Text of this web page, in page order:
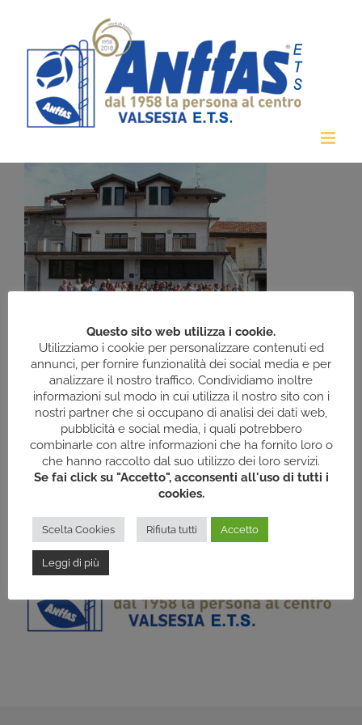
contenuto
Struttura residenziale Raf di tipo B con nr 10+4 posti
in residenziale e 20 posti per l’attività diurna.
Questo sito web utilizza i cookie.
Utilizziamo i cookie per personalizzare contenuti ed
annunci, per fornire funzionalità dei social media e per
analizzare il nostro traffico. Condividiamo inoltre
informazioni sul modo in cui utilizza il nostro sito con i
nostri partner che si occupano di analisi dei dati web,
pubblicità e social media, i quali potrebbero
combinarle con altre informazioni che ha fornito loro o
che hanno raccolto dal suo utilizzo dei loro servizi.
Se fai click su "Accetto", acconsenti all'uso di tutti i
cookies.
Scelta Cookies Rifiuta tutti Accetto
Leggi di più